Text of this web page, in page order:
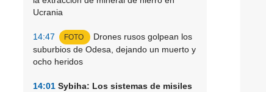
Ucrania
14:47 FOTO
Drones rusos golpean los
suburbios de Odesa, dejando un muerto y
ocho heridos
14:01 Sybiha: Los sistemas de misiles